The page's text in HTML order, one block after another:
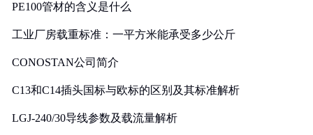
PE100管材的含义是什么
工业厂房载重标准：一平方米能承受多少公斤
CONOSTAN公司简介
C13和C14插头国标与欧标的区别及其标准解析
LGJ-240/30导线参数及载流量解析